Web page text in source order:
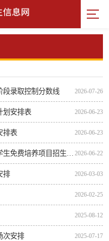
2026-07-26
段录取控制分数线
2026-06-23
划安排表
2026-06-23
排表
2026-06-22
2026-03-03
排
2026-02-25
2025-08-12
2025-07-17
次安排